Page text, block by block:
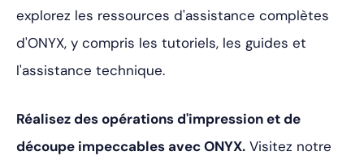
explorez les ressources d'assistance complètes
d'ONYX, y compris les tutoriels, les guides et
l'assistance technique.
Réalisez des opérations d'impression et de
découpe impeccables avec ONYX. Visitez notre